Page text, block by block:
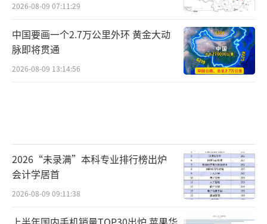
2026-08-09 07:11:29
中国要画一个2.7万公里外环 黄金大动
脉即将贯通
2026-08-09 13:14:56
2026“未录满”本科专业排行榜出炉
会计学居首
2026-08-09 09:11:38